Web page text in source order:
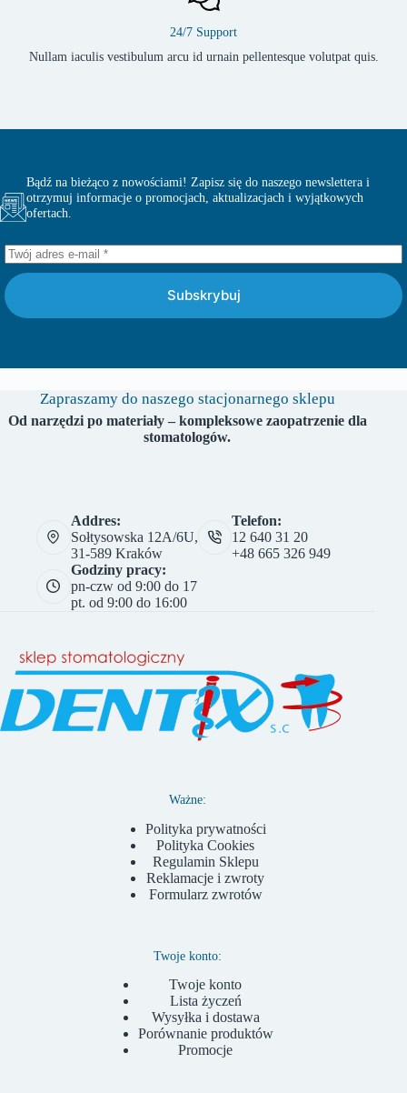
24/7 Support
Nullam iaculis vestibulum arcu id urnain pellentesque volutpat quis.
Bądź na bieżąco z nowościami! Zapisz się do naszego newslettera i
otrzymuj informacje o promocjach, aktualizacjach i wyjątkowych
ofertach.
Subskrybuj
Zapraszamy do naszego stacjonarnego sklepu
Od narzędzi po materiały – kompleksowe zaopatrzenie dla
stomatologów.
Addres:
Sołtysowska 12A/6U,
31-589 Kraków
Telefon:
12 640 31 20
+48 665 326 949
Godziny pracy:
pn-czw od 9:00 do 17
pt. od 9:00 do 16:00
Ważne:
Polityka prywatności
Polityka Cookies
Regulamin Sklepu
Reklamacje i zwroty
Formularz zwrotów
Twoje konto:
Twoje konto
Lista życzeń
Wysyłka i dostawa
Porównanie produktów
Promocje